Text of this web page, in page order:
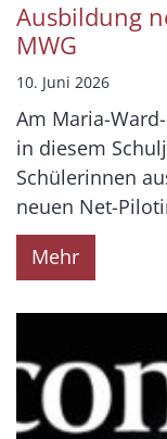
Ausbildung
MWG
10. Juni 2026
Am Maria-
in diesem
Schülerinnen
neuen Net-
Mehr